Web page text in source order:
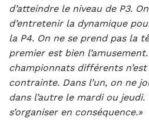
d’atteindre le niveau de P3.
d’entretenir la dynamique
la P4. On ne se prend pas la
premier est bien
championnats différents
contrainte. Dans l’un, on ne
dans l’autre le mardi ou
s’organiser en conséquence.»